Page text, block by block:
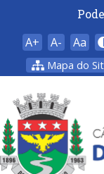
A+ A- Aa
Mapa do